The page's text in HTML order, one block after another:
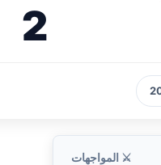
2
⚔️ المواجهات